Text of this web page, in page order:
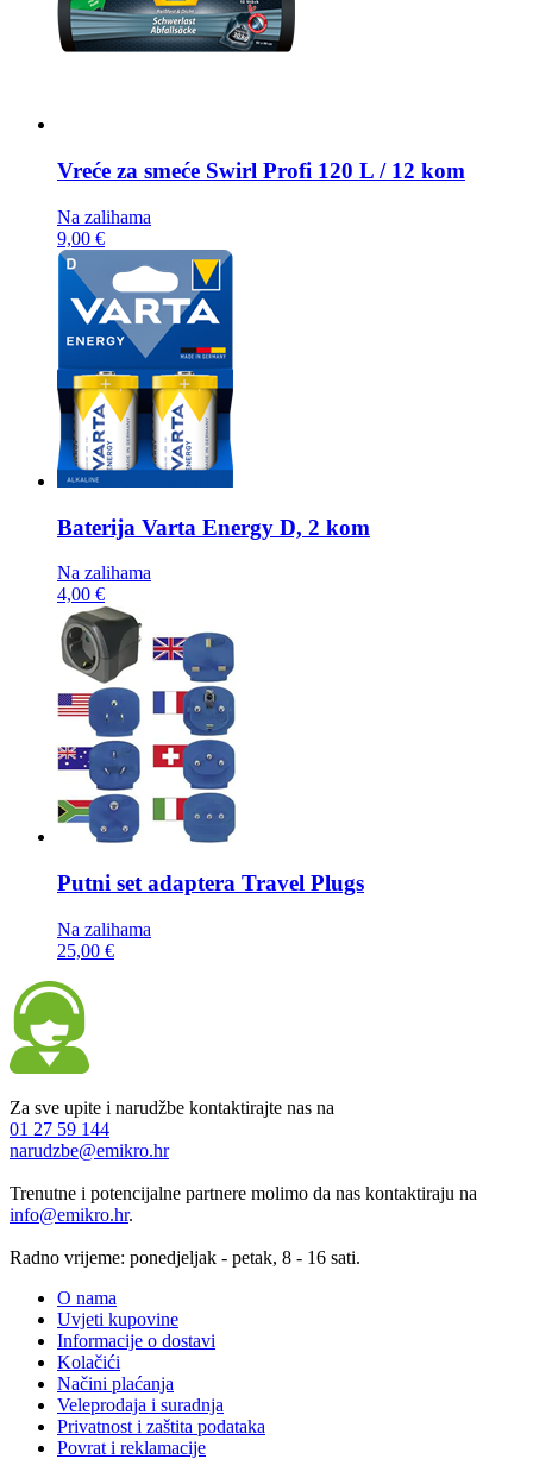
Vreće za smeće Swirl Profi 120 L / 12 kom
Na zalihama
9,00 €
Baterija Varta Energy D, 2 kom
Na zalihama
4,00 €
Putni set adaptera Travel Plugs
Na zalihama
25,00 €
Za sve upite i narudžbe kontaktirajte nas na
01 27 59 144
narudzbe@emikro.hr
Trenutne i potencijalne partnere molimo da nas kontaktiraju na
info@emikro.hr.
Radno vrijeme: ponedjeljak - petak, 8 - 16 sati.
O nama
Uvjeti kupovine
Informacije o dostavi
Kolačići
Načini plaćanja
Veleprodaja i suradnja
Privatnost i zaštita podataka
Povrat i reklamacije